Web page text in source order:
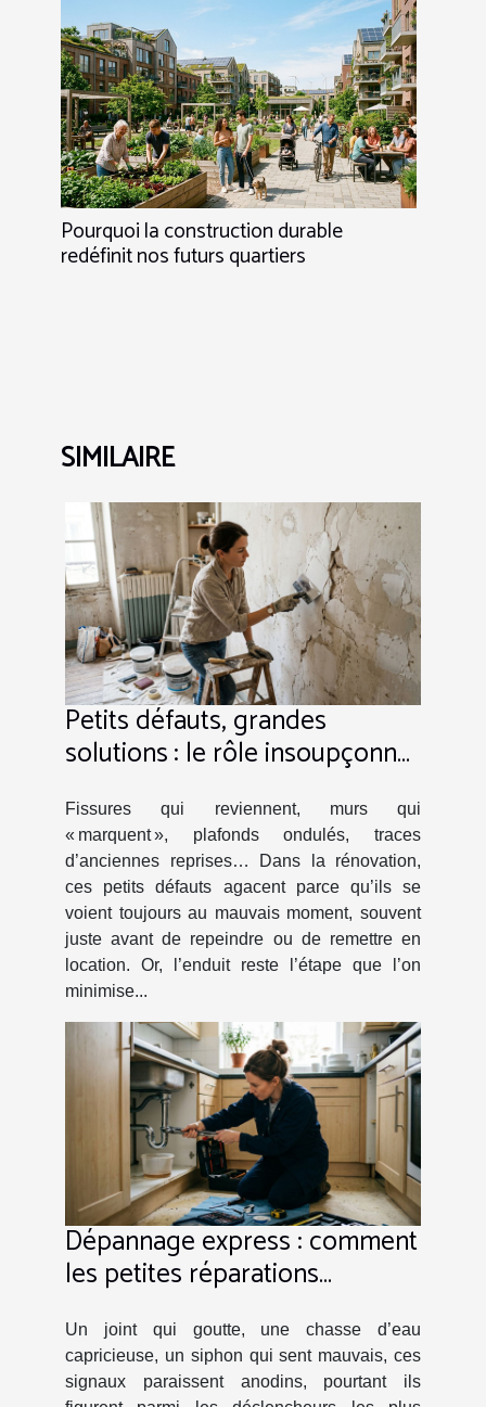
Pourquoi la construction durable
redéfinit nos futurs quartiers
SIMILAIRE
Petits défauts, grandes
solutions : le rôle insoupçonné
Fissures qui reviennent, murs qui
« marquent », plafonds ondulés, traces
d’anciennes reprises… Dans la rénovation,
ces petits défauts agacent parce qu’ils se
voient toujours au mauvais moment, souvent
juste avant de repeindre ou de remettre en
location. Or, l’enduit reste l’étape que l’on
minimise...
Dépannage express : comment
les petites réparations
Un joint qui goutte, une chasse d’eau
capricieuse, un siphon qui sent mauvais, ces
signaux paraissent anodins, pourtant ils